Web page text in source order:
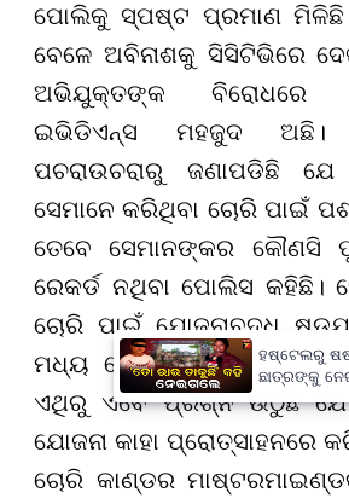
ପୋଲିକୁ ସ୍ପଷ୍ଟ ପ୍ରମାଣ
ବେଳେ ଅବିନାଶକୁ ସିସିଟିଭିରେ
ଅଭିଯୁକ୍ତଙ୍କ ବିରୋଧରେ
ଇଭିଡିଏନ୍ସ ମହଜୁଦ ଅଛି।
ପଚରାଉଚରାରୁ ଜଣାପଡିଛି
ସେମାନେ କରିଥିବା ଚୋରି ପାଇଁ
ତେବେ ସେମାନଙ୍କର କୌଣସି
ରେକର୍ଡ ନଥିବା ପୋଲିସ କହିଛି।
ଚୋରି ପାଇଁ ଯୋଜନାବଦ୍ଧ
ମଧ୍ୟ ପୋଲିସ ନିକଟରେ କୌଣସି
ଏଥିରୁ ଏବେ ପ୍ରଶ୍ନ ଉଠୁଛି ଯେ
ଯୋଜନା କାହା ପ୍ରୋତ୍ସାହନରେ
ଚୋରି କାଣ୍ଡର
ହଷ୍ଟେଲରୁ
ଛାତ୍ରଙ୍କୁ
ନିବେଦନ